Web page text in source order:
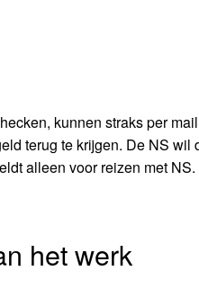
kunnen straks per
terug te krijgen. De NS
alleen voor reizen met NS.
het werk